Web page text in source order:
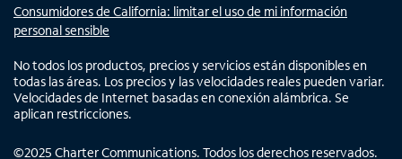
Consumidores de California: limitar el uso de mi información
personal sensible
No todos los productos, precios y servicios están disponibles en
todas las áreas. Los precios y las velocidades reales pueden variar.
Velocidades de Internet basadas en conexión alámbrica. Se
aplican restricciones.
©2025 Charter Communications. Todos los derechos reservados.